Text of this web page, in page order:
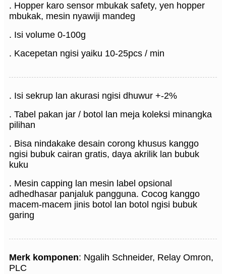
. Hopper karo sensor mbukak safety, yen hopper
mbukak, mesin nyawiji mandeg
. Isi volume 0-100g
. Kacepetan ngisi yaiku 10-25pcs / min
. Isi sekrup lan akurasi ngisi dhuwur +-2%
. Tabel pakan jar / botol lan meja koleksi minangka
pilihan
. Bisa nindakake desain corong khusus kanggo
ngisi bubuk cairan gratis, daya akrilik lan bubuk
kuku
. Mesin capping lan mesin label opsional
adhedhasar panjaluk pangguna. Cocog kanggo
macem-macem jinis botol lan botol ngisi bubuk
garing
Merk komponen: Ngalih Schneider, Relay Omron,
PLC